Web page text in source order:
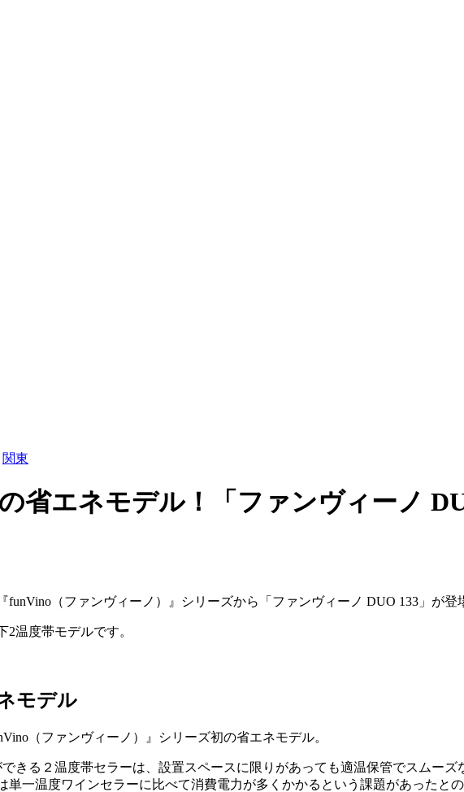
関東
省エネモデル！「ファンヴィーノ
（ファンヴィーノ）』シリーズから「ファンヴィーノ DUO 133」が登
温度帯モデルです。
モデル
（ファンヴィーノ）』シリーズ初の省エネモデル。
きる２温度帯セラーは、設置スペースに限りがあっても適温保管でスムー
一温度ワインセラーに比べて消費電力が多くかかるという課題があったとの